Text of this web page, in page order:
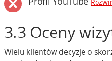
3.3 Oceny
Wielu klientów decyzję o